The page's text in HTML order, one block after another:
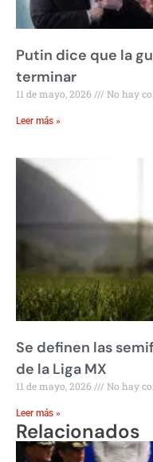
Putin dice que la
terminar
11 de mayo, 2026 No hay
Leer más »
Se definen las
de la Liga MX
11 de mayo, 2026 No hay
Leer más »
Relacionados